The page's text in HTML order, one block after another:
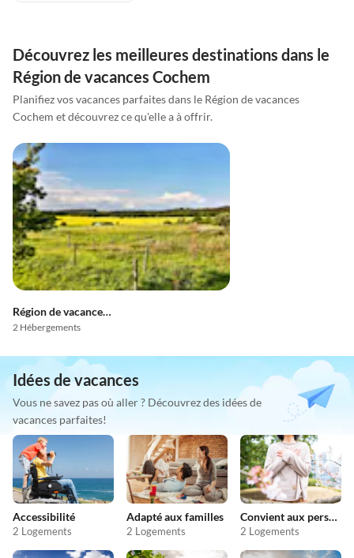
Découvrez les meilleures destinations dans le
Région de vacances Cochem
Planifiez vos vacances parfaites dans le Région de vacances
Cochem et découvrez ce qu'elle a à offrir.
Région de vacances Treis-Karden
2 Hébergements
Idées de vacances
Vous ne savez pas où aller ? Découvrez des idées de
vacances parfaites!
Accessibilité
2 Logements
Adapté aux familles
2 Logements
Convient aux personnes allergiques
2 Logements